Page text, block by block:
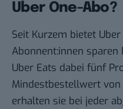
Uber One-Abo?
Seit Kurzem bietet
Abonnent:innen
Uber Eats dabei fünf
Mindestbestellwert
erhalten sie bei jeder